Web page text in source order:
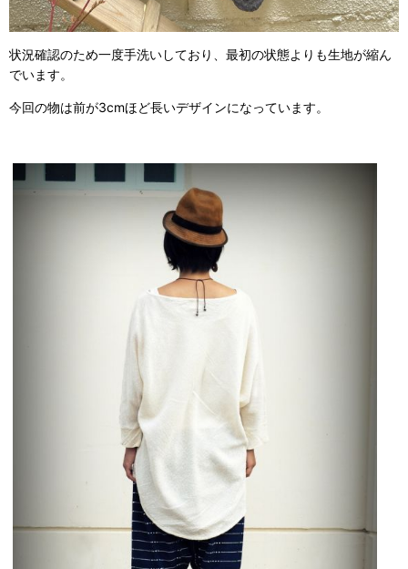
状況確認のため一度手洗いしており、最初の状態よりも生地が縮ん
でいます。
今回の物は前が3cmほど長いデザインになっています。